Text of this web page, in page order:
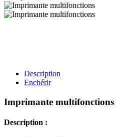
Description
Enchérir
Imprimante multifonctions
Description :